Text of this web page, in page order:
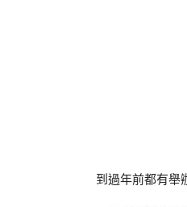
到過年前都有舉